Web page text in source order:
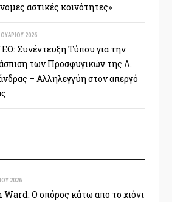
αστικές κοινότητες»
2026
Συνέντευξη Τύπου για την
των Προσφυγικών της Λ.
– Αλληλεγγύη στον απεργό
2026
Ο σπόρος κάτω απο το χιόνι